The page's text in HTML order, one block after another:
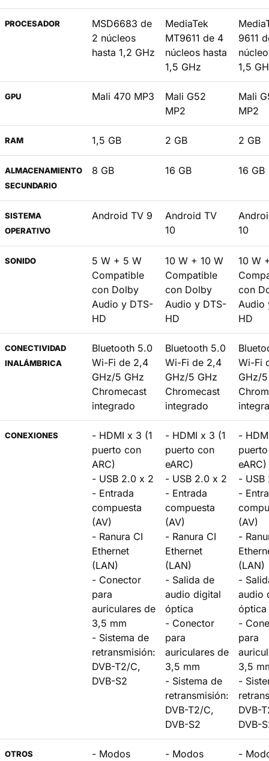
PROCESADOR
MSD6683 de
2 núcleos
hasta 1,2 GHz
MediaTek
MT9611 de 4
núcleos hasta
1,5 GHz
9611
1,5
GPU Mali 470 MP3
Mali G52
MP2
Mali
MP2
RAM 1,5 GB 2 GB 2 GB
ALMACENAMIENTO
SECUNDARIO
8 GB 16 GB 16 GB
SISTEMA
OPERATIVO
Android TV 9
Android TV
10
10
SONIDO
5 W + 5 W
Compatible
con Dolby
Audio y DTS-
HD
10 W + 10 W
Compatible
con Dolby
Audio y DTS-
HD
10 W
con
Audio
HD
CONECTIVIDAD
INALÁMBRICA
Bluetooth 5.0
Wi-Fi de 2,4
GHz/5 GHz
Chromecast
integrado
Bluetooth 5.0
Wi-Fi de 2,4
GHz/5 GHz
Chromecast
integrado
Wi-Fi
GHz/
CONEXIONES
- HDMI x 3 (1
puerto con
ARC)
- USB 2.0 x 2
- Entrada
compuesta
(AV)
- Ranura CI
Ethernet
(LAN)
- Conector
para
auriculares de
3,5 mm
- Sistema de
retransmisión:
DVB-T2/C,
DVB-S2
- HDMI x 3 (1
puerto con
eARC)
- USB 2.0 x 2
- Entrada
compuesta
(AV)
- Ranura CI
Ethernet
(LAN)
- Salida de
audio digital
óptica
- Conector
para
auriculares de
3,5 mm
- Sistema de
retransmisión:
DVB-T2/C,
DVB-S2
-
eARC)
- USB
-
(AV)
-
(LAN)
-
audio
óptica
-
para
3,5
-
DVB-
DVB-
OTROS
- Modos
- Modos
-